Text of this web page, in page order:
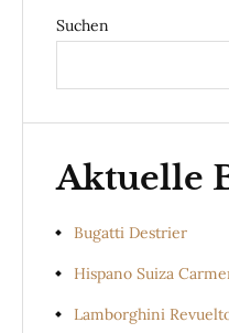
Suchen
Aktuelle
Bugatti Destrier
Hispano Suiza
Lamborghini